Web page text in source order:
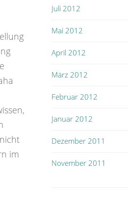
im
Juli 2012
Mai 2012
April 2012
März 2012
Februar 2012
Januar 2012
Dezember 2011
November 2011